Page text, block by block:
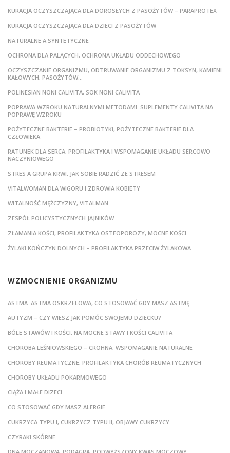
KURACJA OCZYSZCZAJĄCA DLA DOROSŁYCH Z PASOŻYTÓW – PARAPROTEX
KURACJA OCZYSZCZAJĄCA DLA DZIECI Z PASOŻYTÓW
NATURALNE A SYNTETYCZNE
OCHRONA DLA PALĄCYCH, OCHRONA UKŁADU ODDECHOWEGO
OCZYSZCZANIE ORGANIZMU, ODTRUWANIE ORGANIZMU Z TOKSYN, KAMIENI
KAŁOWYCH, PASOŻYTÓW…
POLINESIAN NONI CALIVITA, SOK NONI CALIVITA
POPRAWA WZROKU NATURALNYMI METODAMI. SUPLEMENTY CALIVITA NA
POPRAWĘ WZROKU
POŻYTECZNE BAKTERIE – PROBIOTYKI, POŻYTECZNE BAKTERIE DLA
CZŁOWIEKA
RATUNEK DLA SERCA, PROFILAKTYKA I WSPOMAGANIE UKŁADU SERCOWO
NACZYNIOWEGO
STRES A GRUPA KRWI, JAK SOBIE RADZIĆ ZE STRESEM
VITALWOMAN DLA WIGORU I ZDROWIA KOBIETY
WITALNOŚĆ MĘŻCZYZNY, VITALMAN
ZESPÓŁ POLICYSTYCZNYCH JAJNIKÓW
ZŁAMANIA KOŚCI, PROFILAKTYKA OSTEOPOROZY, MOCNE KOŚCI
ŻYLAKI KOŃCZYN DOLNYCH – PROFILAKTYKA PRZECIW ŻYLAKOWA
WZMOCNIENIE ORGANIZMU
ASTMA. ASTMA OSKRZELOWA, CO STOSOWAĆ GDY MASZ ASTMĘ
AUTYZM – CZY WIESZ JAK POMÓC SWOJEMU DZIECKU?
BÓLE STAWÓW I KOŚCI, NA MOCNE STAWY I KOŚCI CALIVITA
CHOROBA LEŚNIOWSKIEGO – CROHNA, WSPOMAGANIE NATURALNE
CHOROBY REUMATYCZNE, PROFILAKTYKA CHORÓB REUMATYCZNYCH
CHOROBY UKŁADU POKARMOWEGO
CIĄŻA I MAŁE DIZECI
CO STOSOWAĆ GDY MASZ ALERGIE
CUKRZYCA TYPU I, CUKRZYCZ TYPU II, OBJAWY CUKRZYCY
CZYRAKI SKÓRNE